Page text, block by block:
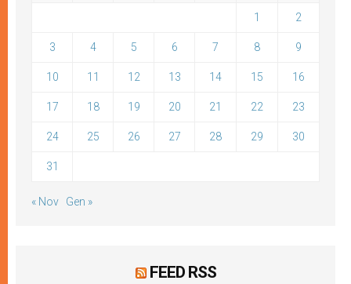
1 2
3 4 5 6 7 8 9
10 11 12 13 14 15 16
17 18 19 20 21 22 23
24 25 26 27 28 29 30
31
« Nov Gen »
FEED RSS